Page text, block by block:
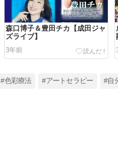
森口博子＆豊田チカ【成田ジャ
ズライブ】
3年前
#色彩療法 #アートセラピー #自